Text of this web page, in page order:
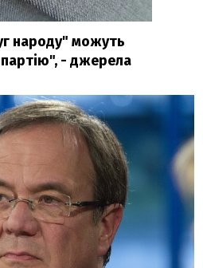
народу" можуть
- джерела